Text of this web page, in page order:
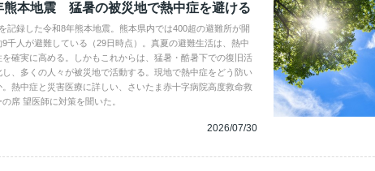
熊本地震 猛暑の被災地で熱中症を避ける
記録した令和8年熊本地震。熊本県内では400超の避難所が開
9千人が避難している（29日時点）。真夏の避難生活は、熱中
を確実に高める。しかもこれからは、猛暑・酷暑下での復旧活
し、多くの人々が被災地で活動する。現地で熱中症をどう防い
。熱中症と災害医療に詳しい、さいたま赤十字病院高度救命救
席 望医師に対策を聞いた。
2026/07/30